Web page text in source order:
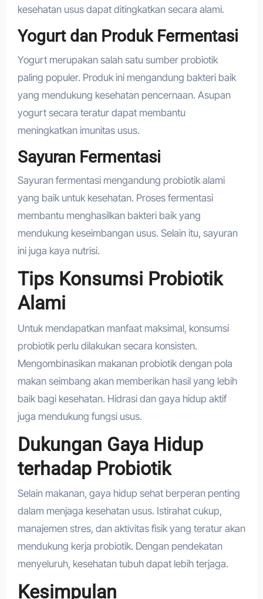
kesehatan usus dapat ditingkatkan secara alami.
Yogurt dan Produk Fermentasi
Yogurt merupakan salah satu sumber probiotik
paling populer. Produk ini mengandung bakteri baik
yang mendukung kesehatan pencernaan. Asupan
yogurt secara teratur dapat membantu
meningkatkan imunitas usus.
Sayuran Fermentasi
Sayuran fermentasi mengandung probiotik alami
yang baik untuk kesehatan. Proses fermentasi
membantu menghasilkan bakteri baik yang
mendukung keseimbangan usus. Selain itu, sayuran
ini juga kaya nutrisi.
Tips Konsumsi Probiotik
Alami
Untuk mendapatkan manfaat maksimal, konsumsi
probiotik perlu dilakukan secara konsisten.
Mengombinasikan makanan probiotik dengan pola
makan seimbang akan memberikan hasil yang lebih
baik bagi kesehatan. Hidrasi dan gaya hidup aktif
juga mendukung fungsi usus.
Dukungan Gaya Hidup
terhadap Probiotik
Selain makanan, gaya hidup sehat berperan penting
dalam menjaga kesehatan usus. Istirahat cukup,
manajemen stres, dan aktivitas fisik yang teratur akan
mendukung kerja probiotik. Dengan pendekatan
menyeluruh, kesehatan tubuh dapat lebih terjaga.
Kesimpulan